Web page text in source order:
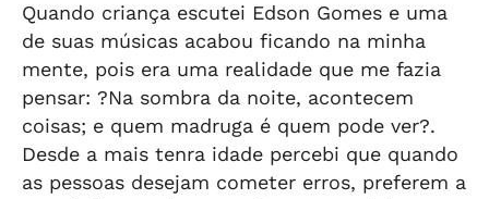
Quando criança escutei Edson Gomes e uma
de suas músicas acabou ficando na minha
mente, pois era uma realidade que me fazia
pensar: ?Na sombra da noite, acontecem
coisas; e quem madruga é quem pode ver?.
Desde a mais tenra idade percebi que quando
as pessoas desejam cometer erros, preferem a